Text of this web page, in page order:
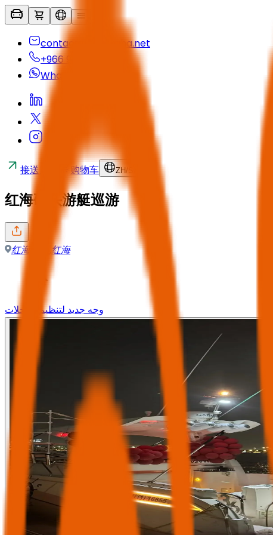
contactus@seyaha.net
+966 920 032 547
Whatsapp
接送服务 购物车 ZH/
红海码头游艇巡游
红海地区 红海
وجه جديد لتنظيم الرحلات